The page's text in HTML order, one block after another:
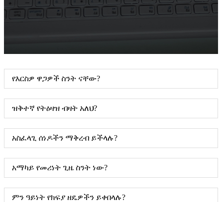
የእርስዎ ዋጋዎች ስንት ናቸው?
ዝቅተኛ የትዕዛዝ ብዛት አለህ?
አስፈላጊ ሰነዶችን ማቅረብ ይችላሉ?
አማካይ የመሪነት ጊዜ ስንት ነው?
ምን ዓይነት የክፍያ ዘዴዎችን ይቀበላሉ?